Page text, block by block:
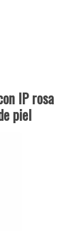
IP rosa
piel